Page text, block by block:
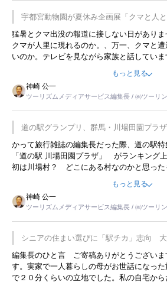
宇都宮動物園が夏休み企画展「クマと人
開催
猛暑とクマ出没の報道に接しない日がありま
クマが人里に現れるのか。、万一、クマと
いのか。テレビを見ながら家族と話してい
んてことは、冗談でもいえません。そんな
もっと見る
神崎 公一
ツーリズムメディアサービス編集長 / ㈱ツーリ
道の駅グランプリ、群馬・川場田園プラ
かって旅行雑誌の編集長だった際、道の駅
「道の駅 川場田園プラザ」 がランキング
初は川場村？ どこにある村なのかと思った
永井 彰一社長にインタビューしたら、興味
した。プレゼンも巧みで、今でも思い出す
は、従業員に東京ディズニーランドを見学
の何かを理解してもらっていることです。
プレミアムヨーグルトを販売するにあたり
です。永井社長は、駐車場に都内ナンバー
ことに目をつけ、高級商品でも売れると確信
事を懐かしく読みました。
もっと見る
神崎 公一
ツーリズムメディアサービス編集長 / ㈱ツーリ
シニアの住まい選びに「駅チカ」志向
暮らし
編集長のひと言 ご寄稿ありがとうございま
す。実家で一人暮らしの母がお世話になっ
で２０分くらいの立地でした。私の自宅か